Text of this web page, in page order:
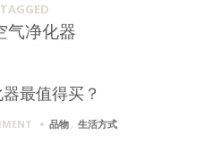
气净化器
最值得买？
品物 , 生活方式